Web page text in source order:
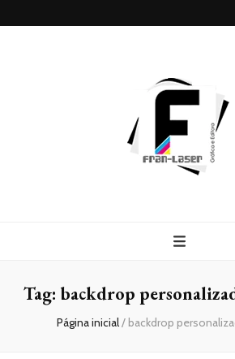
Tag: backdrop
Página inicial/ backdrop